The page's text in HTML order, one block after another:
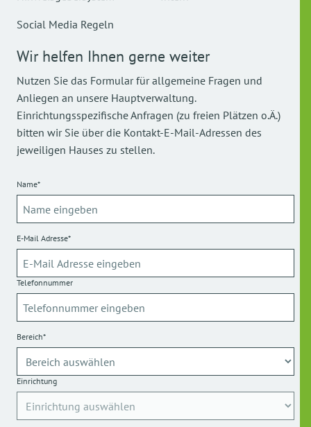
Social Media Regeln
Wir helfen Ihnen gerne weiter
Nutzen Sie das Formular für allgemeine Fragen und
Anliegen an unsere Hauptverwaltung.
Einrichtungsspezifische Anfragen (zu freien Plätzen o.Ä.)
bitten wir Sie über die Kontakt-E-Mail-Adressen des
jeweiligen Hauses zu stellen.
Name*
E-Mail Adresse*
Telefonnummer
Bereich*
Einrichtung